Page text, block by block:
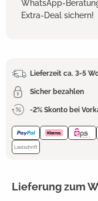
WhatsApp-
Extra-Deal sichern!
Lieferzeit ca. 3-5
Sicher bezahlen
-2% Skonto bei
Lastschrift
Lieferung zum